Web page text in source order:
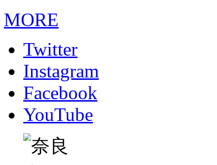
MORE
Twitter
Instagram
Facebook
YouTube